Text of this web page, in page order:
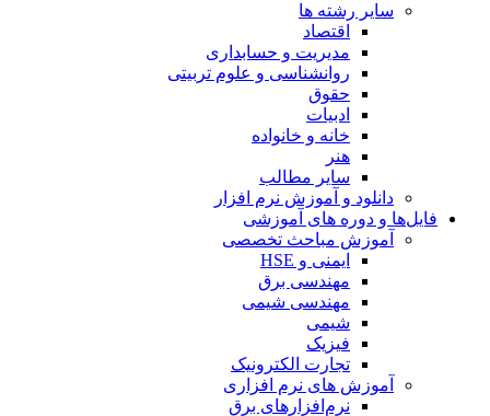
سایر رشته ها
مدیریت و حسابداری
روانشناسی و علوم تربیتی
خانه و خانواده
سایر مطالب
دانلود و آموزش نرم افزار
و دوره های آموزشی
آموزش مباحث تخصصی
ایمنی و HSE
مهندسی برق
مهندسی شیمی
تجارت الکترونیک
آموزش های نرم افزاری
نرم‌افزارهای برق